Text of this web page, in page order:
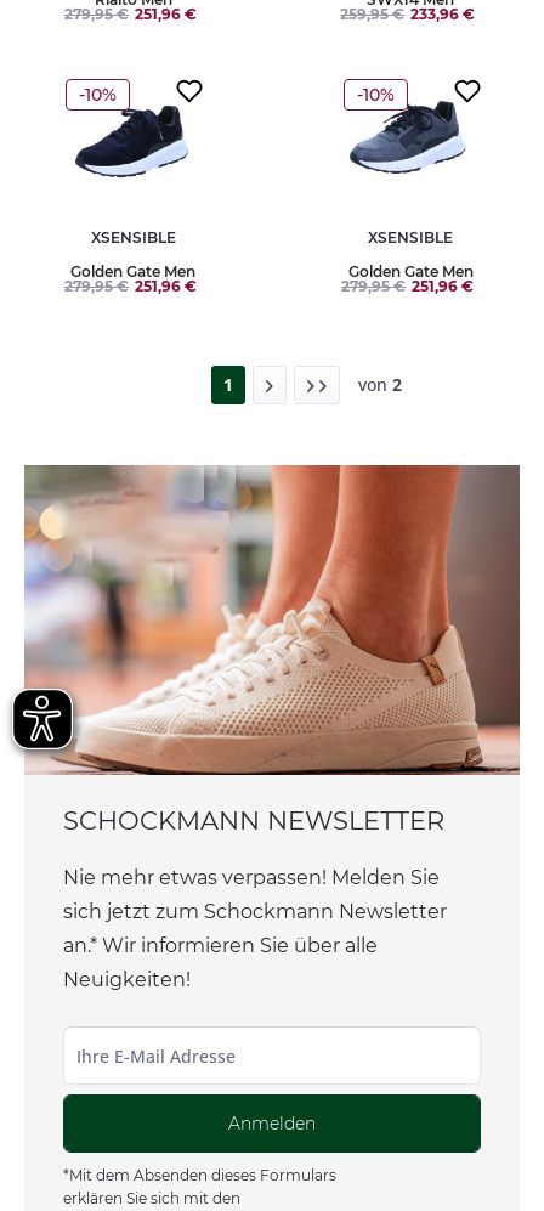
279,95 € 251,96 €
259,95 € 233,96 €
-10%
XSENSIBLE
Golden Gate Men
279,95 € 251,96 €
-10%
XSENSIBLE
Golden Gate Men
279,95 € 251,96 €
1 von 2
SCHOCKMANN NEWSLETTER
Nie mehr etwas verpassen! Melden Sie
sich jetzt zum Schockmann Newsletter
an.* Wir informieren Sie über alle
Neuigkeiten!
Anmelden
*Mit dem Absenden dieses Formulars
erklären Sie sich mit den